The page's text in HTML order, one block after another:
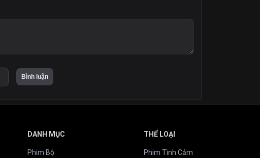
DANH MỤC
Phim Bộ
THỂ LOẠI
Phim Tình Cảm